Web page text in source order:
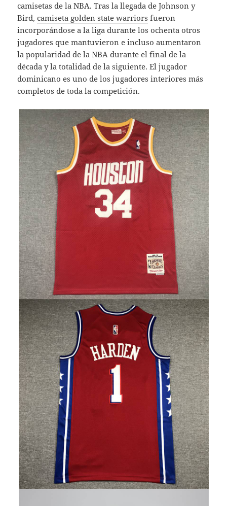
camisetas de la NBA. Tras la llegada de Johnson y
Bird,camiseta golden state warriors fueron
incorporándose a la liga durante los ochenta otros
jugadores que mantuvieron e incluso aumentaron
la popularidad de la NBA durante el final de la
década y la totalidad de la siguiente. El jugador
dominicano es uno de los jugadores interiores más
completos de toda la competición.